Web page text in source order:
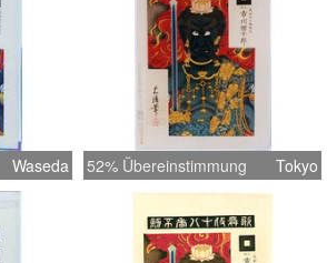
Waseda 52% Übereinstimmung Tokyo